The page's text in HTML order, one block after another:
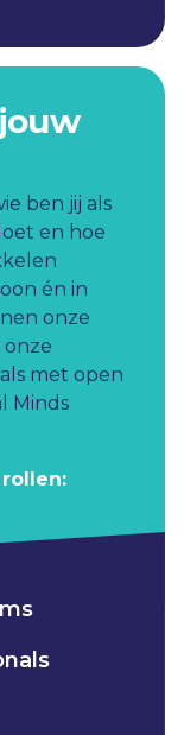
ben jij als
en hoe
én in
onze
onze
met open
Minds